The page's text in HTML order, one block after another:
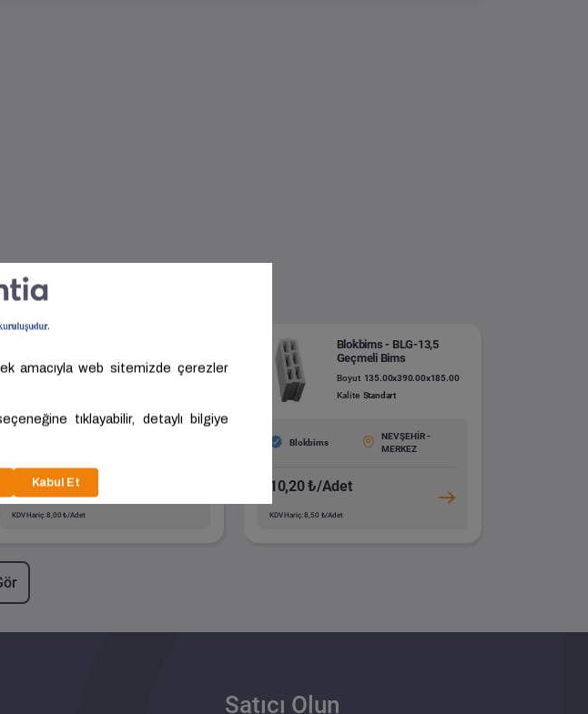
Boyut
100.00x385.00x185.00
8,80 ₺/Adet
KDV Hariç: 8,00 ₺/Adet
Blokbims - BLG-13,5
Geçmeli Bims
Boyut 135.00x390.00x185.00
Kalite Standart
Blokbims
NEVŞEHİR -
MERKEZ
10,20 ₺/Adet
KDV Hariç: 8,50 ₺/Adet
Satıcı Olun